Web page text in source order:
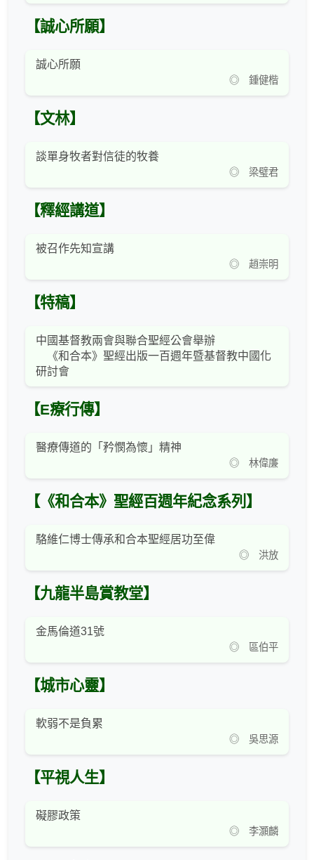
【誠心所願】
誠心所願
◎ 鍾健楷
【文林】
談單身牧者對信徒的牧養
◎ 梁璧君
【釋經講道】
被召作先知宣講
◎ 趙崇明
【特稿】
中國基督教兩會與聯合聖經公會舉辦
《和合本》聖經出版一百週年暨基督教中國化
研討會
【E療行傳】
醫療傳道的「矜憫為懷」精神
◎ 林偉廉
【《和合本》聖經百週年紀念系列】
駱維仁博士傳承和合本聖經居功至偉
◎ 洪放
【九龍半島賞教堂】
金馬倫道31號
◎ 區伯平
【城市心靈】
軟弱不是負累
◎ 吳思源
【平視人生】
礙膠政策
◎ 李灝麟